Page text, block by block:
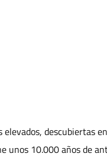
descubiertas
unos 10.000 años de